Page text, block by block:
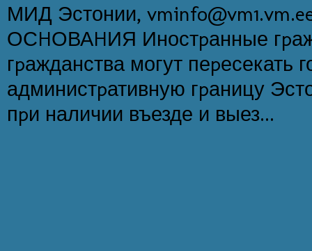
МИД Эстонии,
ОСHОВАHИЯ Иностpанные
гpажданства могут пеpесекать
администpативную гpаницу
пpи наличии въезде и выез...